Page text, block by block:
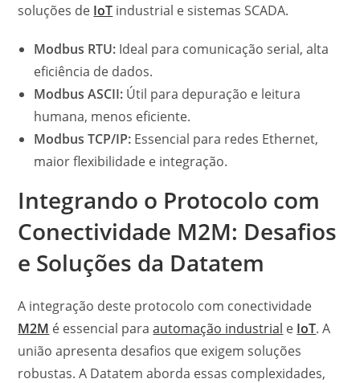
soluções de IoT industrial e sistemas SCADA.
Modbus RTU: Ideal para comunicação serial, alta
eficiência de dados.
Modbus ASCII: Útil para depuração e leitura
humana, menos eficiente.
Modbus TCP/IP: Essencial para redes Ethernet,
maior flexibilidade e integração.
Integrando o Protocolo com
Conectividade M2M: Desafios
e Soluções da Datatem
A integração deste protocolo com conectividade
M2M é essencial paraautomação industrial e IoT. A
união apresenta desafios que exigem soluções
robustas. A Datatem aborda essas complexidades,